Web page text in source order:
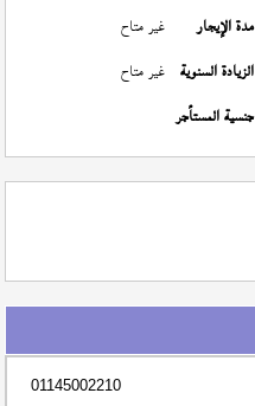
مدة الإيجار
غير متاح
الزيادة السنوية غير متاح
جنسية المستأجر
01145002210